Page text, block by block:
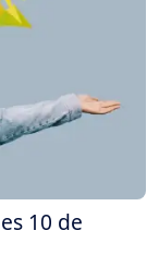
10 de